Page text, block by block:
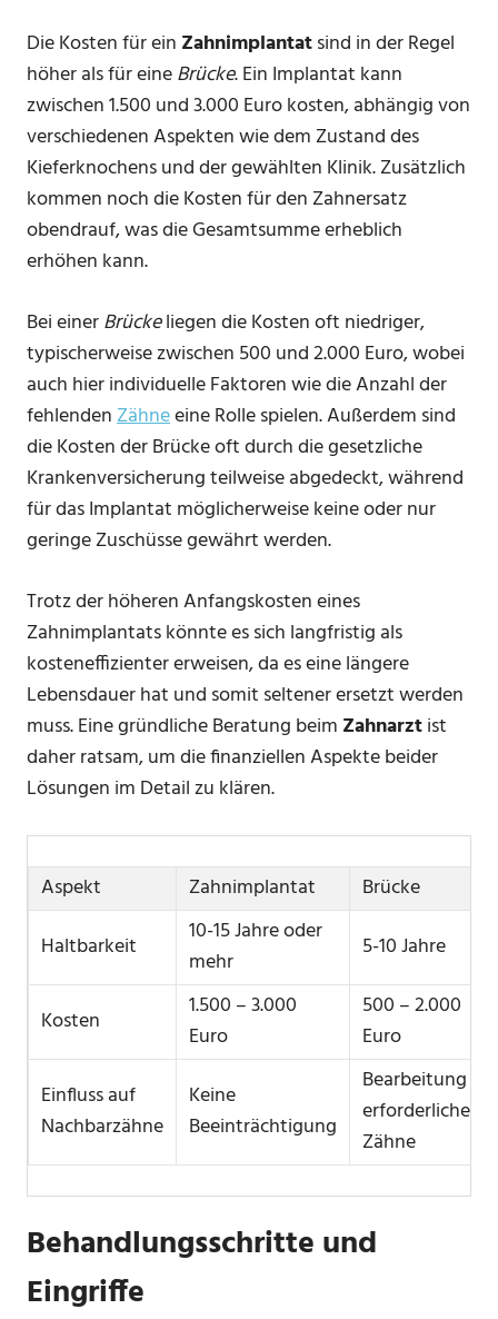
Die Kosten für ein Zahnimplantatsind in der Regel
höher als für eineBrücke. Ein Implantat kann
zwischen 1.500 und 3.000 Euro kosten, abhängig von
verschiedenen Aspekten wie dem Zustand des
Kieferknochens und der gewählten Klinik. Zusätzlich
kommen noch die Kosten für den Zahnersatz
obendrauf, was die Gesamtsumme erheblich
erhöhen kann.
Bei einerBrückeliegen die Kosten oft niedriger,
typischerweise zwischen 500 und 2.000 Euro, wobei
auch hier individuelle Faktoren wie die Anzahl der
fehlendenZähneeine Rolle spielen. Außerdem sind
die Kosten der Brücke oft durch die gesetzliche
Krankenversicherung teilweise abgedeckt, während
für das Implantat möglicherweise keine oder nur
geringe Zuschüsse gewährt werden.
Trotz der höheren Anfangskosten eines
Zahnimplantats könnte es sich langfristig als
kosteneffizienter erweisen, da es eine längere
Lebensdauer hat und somit seltener ersetzt werden
muss. Eine gründliche Beratung beim Zahnarztist
daher ratsam, um die finanziellen Aspekte beider
Lösungen im Detail zu klären.
Aspekt Zahnimplantat
Brücke
Haltbarkeit
10-15 Jahre oder
mehr
5-10 Jahre
Kosten
1.500 – 3.000
Euro
500 – 2.000
Euro
Einfluss auf
Nachbarzähne
Keine
Beeinträchtigung
Bearbeitung
erforderlicher
Zähne
Behandlungsschritte und
Eingriffe